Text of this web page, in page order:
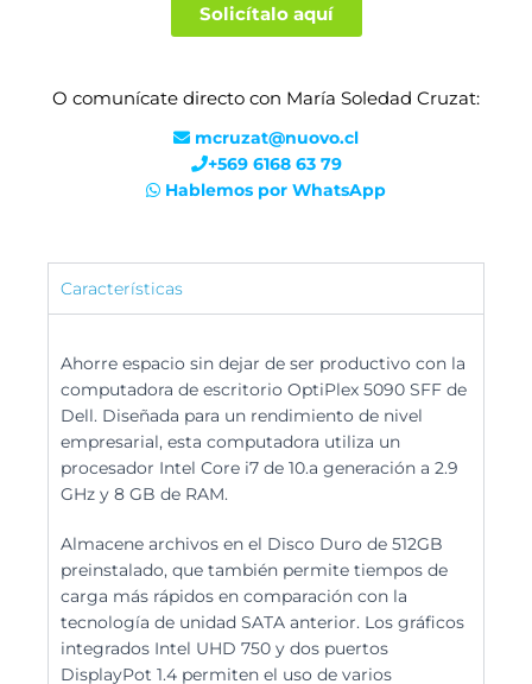
Solicítalo aquí
O comunícate directo con María Soledad Cruzat:
mcruzat@nuovo.cl
+569 6168 63 79
Hablemos por WhatsApp
Características
Ahorre espacio sin dejar de ser productivo con la
computadora de escritorio OptiPlex 5090 SFF de
Dell. Diseñada para un rendimiento de nivel
empresarial, esta computadora utiliza un
procesador Intel Core i7 de 10.a generación a 2.9
GHz y 8 GB de RAM.
Almacene archivos en el Disco Duro de 512GB
preinstalado, que también permite tiempos de
carga más rápidos en comparación con la
tecnología de unidad SATA anterior. Los gráficos
integrados Intel UHD 750 y dos puertos
DisplayPot 1.4 permiten el uso de varios